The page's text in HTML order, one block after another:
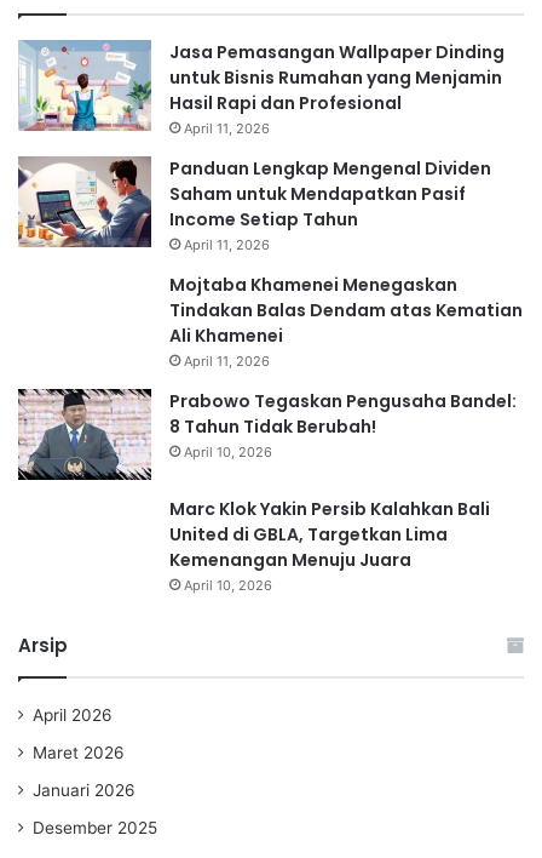
Jasa Pemasangan Wallpaper Dinding
untuk Bisnis Rumahan yang Menjamin
Hasil Rapi dan Profesional
April 11, 2026
Panduan Lengkap Mengenal Dividen
Saham untuk Mendapatkan Pasif
Income Setiap Tahun
April 11, 2026
Mojtaba Khamenei Menegaskan
Tindakan Balas Dendam atas Kematian
Ali Khamenei
April 11, 2026
Prabowo Tegaskan Pengusaha Bandel:
8 Tahun Tidak Berubah!
April 10, 2026
Marc Klok Yakin Persib Kalahkan Bali
United di GBLA, Targetkan Lima
Kemenangan Menuju Juara
April 10, 2026
Arsip
April 2026
Maret 2026
Januari 2026
Desember 2025